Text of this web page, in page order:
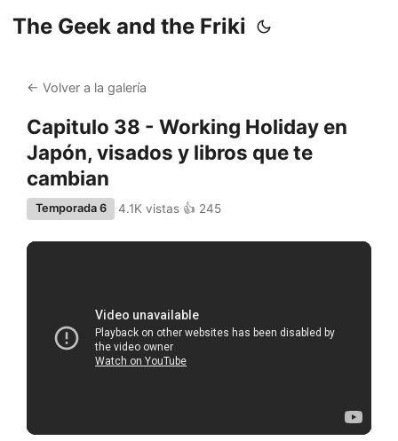
The Geek and the Friki
← Volver a la galería
Capitulo 38 - Working Holiday en
Japón, visados y libros que te
cambian
Temporada 6 ·4.1K vistas· 👍 245